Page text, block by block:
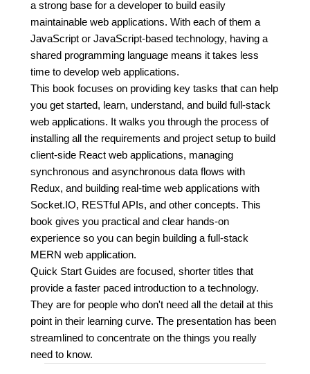
a strong base for a developer to build easily
maintainable web applications. With each of them a
JavaScript or JavaScript-based technology, having a
shared programming language means it takes less
time to develop web applications.
This book focuses on providing key tasks that can help
you get started, learn, understand, and build full-stack
web applications. It walks you through the process of
installing all the requirements and project setup to build
client-side React web applications, managing
synchronous and asynchronous data flows with
Redux, and building real-time web applications with
Socket.IO, RESTful APIs, and other concepts. This
book gives you practical and clear hands-on
experience so you can begin building a full-stack
MERN web application.
Quick Start Guides are focused, shorter titles that
provide a faster paced introduction to a technology.
They are for people who don't need all the detail at this
point in their learning curve. The presentation has been
streamlined to concentrate on the things you really
need to know.